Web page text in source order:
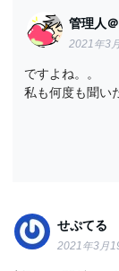
管理人
2021年3
ですよね。。
私も何度も聞い
せぷてる
2021年3月